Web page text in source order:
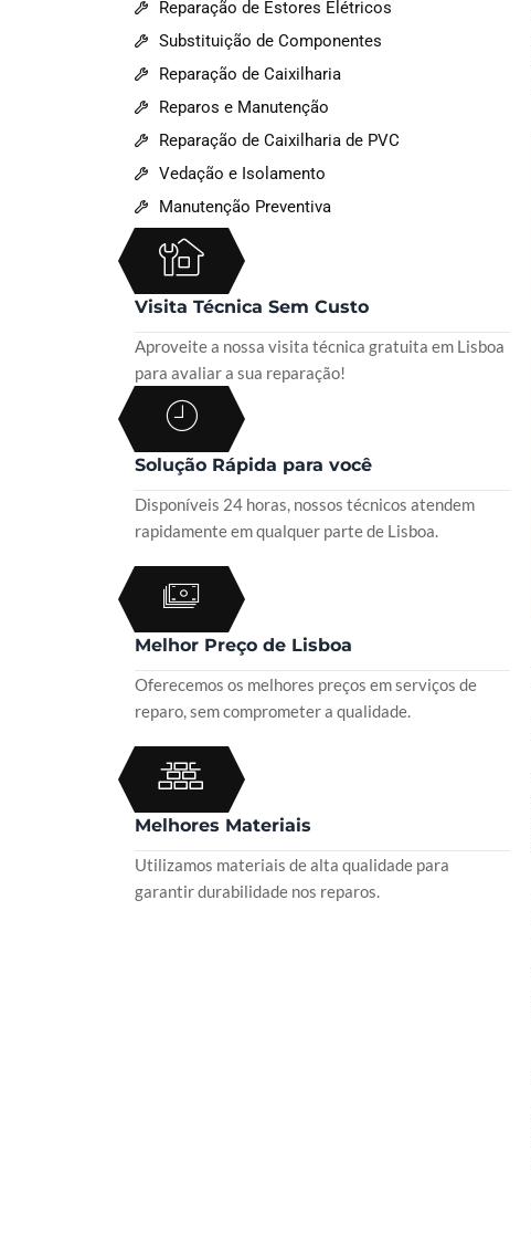
Reparação de Estores Elétricos
Substituição de Componentes
Reparação de Caixilharia
Reparos e Manutenção
Reparação de Caixilharia de PVC
Vedação e Isolamento
Manutenção Preventiva
Visita Técnica Sem Custo
Aproveite a nossa visita técnica gratuita em Lisboa
para avaliar a sua reparação!
Solução Rápida para você
Disponíveis 24 horas, nossos técnicos atendem
rapidamente em qualquer parte de Lisboa.
Melhor Preço de Lisboa
Oferecemos os melhores preços em serviços de
reparo, sem comprometer a qualidade.
Melhores Materiais
Utilizamos materiais de alta qualidade para
garantir durabilidade nos reparos.